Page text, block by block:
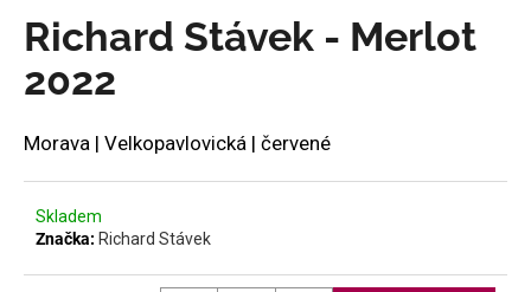
produktu
je
z
hvězdiček.
Richard Stávek - Merlot
2022
Morava | Velkopavlovická | červené
Skladem
Značka: Richard Stávek
a
j
í
?
HLEDAT